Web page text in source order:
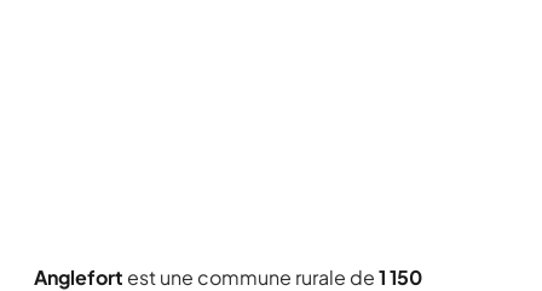
Anglefort est une commune rurale de1 150